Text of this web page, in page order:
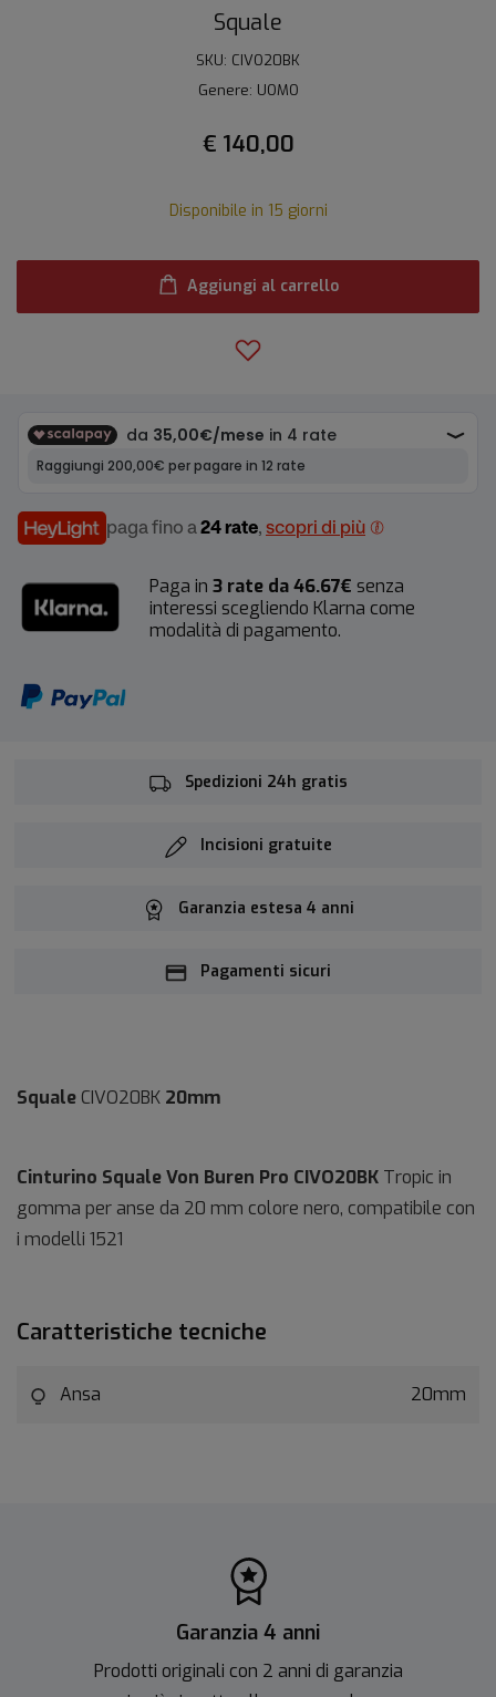
Squale
SKU: CIVO20BK
Genere: UOMO
€ 140,00
Disponibile in 15 giorni
Aggiungi al carrello
paga fino a 24 rate, scopri di più
Paga in 3 rate da 46.67€ senza
interessi scegliendo Klarna come
modalità di pagamento.
Spedizioni 24h gratis
Incisioni gratuite
Garanzia estesa 4 anni
Pagamenti sicuri
Squale CIVO20BK 20mm
Cinturino Squale Von Buren Pro CIVO20BK Tropic in
gomma per anse da 20 mm colore nero, compatibile con
i modelli 1521
Caratteristiche tecniche
Ansa 20mm
Garanzia 4 anni
Prodotti originali con 2 anni di garanzia